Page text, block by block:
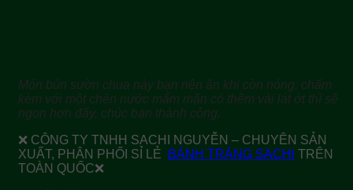
Món bún sườn chua này bạn nên ăn khi còn nóng, chấm
kèm với một chén nước mắm mặn có thêm vài lát ớt thì sẽ
ngon hơn đấy, chúc bạn thành công.
❌ CÔNG TY TNHH SACHI NGUYỄN – CHUYÊN SẢN
XUẤT, PHÂN PHỐI SỈ LẺ
BÁNH TRÁNG SACHI
TRÊN
TOÀN QUỐC❌